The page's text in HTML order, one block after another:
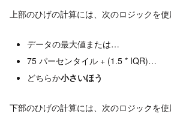
上部のひげの計算には、次のロジックを使
データの最大値または…
75 パーセンタイル + (1.5 * IQR)…
どちらか小さいほう
下部のひげの計算には、次のロジックを使